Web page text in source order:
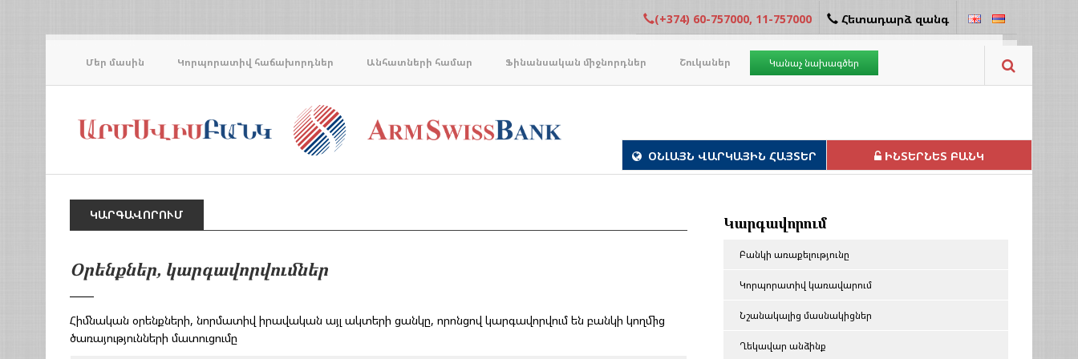
(+374) 60-757000, 11-757000 Հետադարձ զանգ
Մեր մասին Կորպորատիվ հաճախորդներ Անհատների համար Ֆինանսական միջնորդներ Շուկաներ Կանաչ նախագծեր
ՕՆԼԱՅՆ ՎԱՐԿԱՅԻՆ ՀԱՅՏԵՐ ԻՆՏԵՐՆԵՏ ԲԱՆԿ
ԿԱՐԳԱՎՈՐՈՒՄ
Օրենքներ, կարգավորվումներ
Հիմնական օրենքների, նորմատիվ իրավական այլ ակտերի ցանկը, որոնցով կարգավորվում են բանկի կողմից
ծառայությունների մատուցումը
Կարգավորում
Բանկի առաքելությունը
Կորպորատիվ կառավարում
Նշանակալից մասնակիցներ
Ղեկավար անձինք